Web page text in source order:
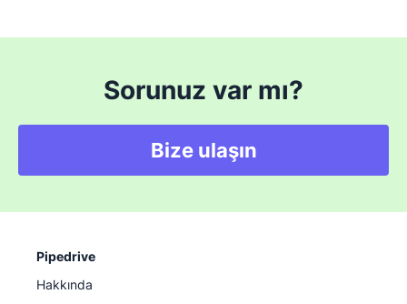
Sorunuz var mı?
Bize ulaşın
Pipedrive
Hakkında